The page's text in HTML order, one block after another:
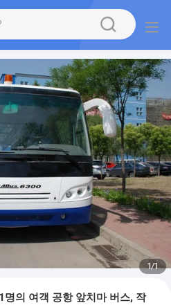
1/1
의 여객 공항 앞치마 버스, 작